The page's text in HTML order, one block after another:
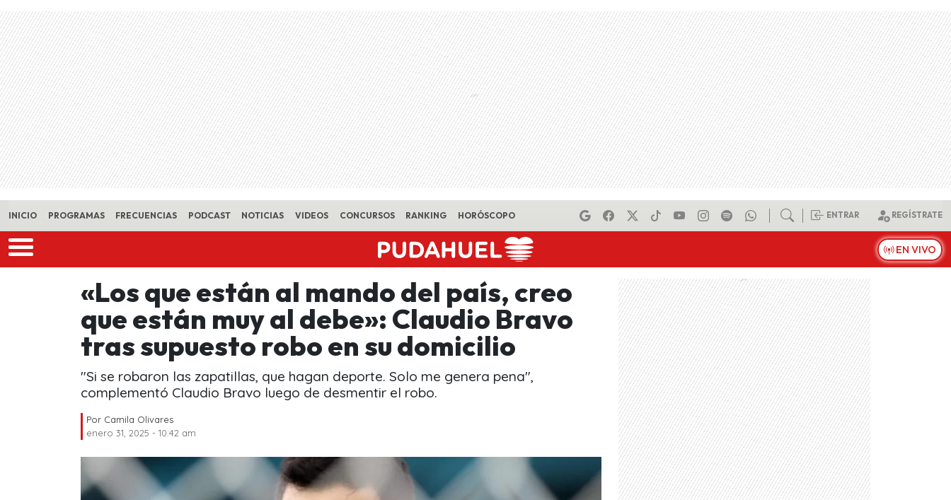
Skip to main content
INICIO PROGRAMAS FRECUENCIAS PODCAST NOTICIAS VIDEOS CONCURSOS RANKING HORÓSCOPO ENTRAR REGÍSTRATE
EN VIVO
«Los que están al mando del país, creo
que están muy al debe»: Claudio Bravo
tras supuesto robo en su domicilio
"Si se robaron las zapatillas, que hagan deporte. Solo me genera pena",
complementó Claudio Bravo luego de desmentir el robo.
Por Camila Olivares
enero 31, 2025 - 10:42 am